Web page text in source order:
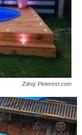
Zdroj: Pinterest.com